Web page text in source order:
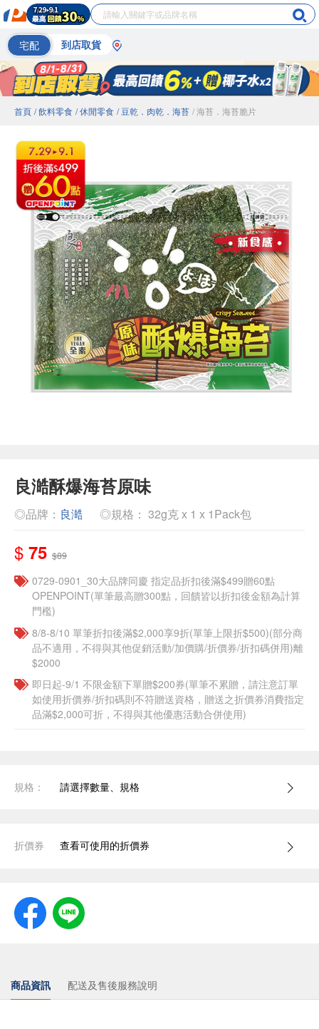
宅配 到店取貨
首頁 / 飲料零食 / 休閒零食 / 豆乾．肉乾．海苔 / 海苔．海苔脆片
良澔酥爆海苔原味
◎品牌： 良澔 ◎規格： 32g克 x 1 x 1Pack包
$ 75 $89
0729-0901_30大品牌同慶 指定品折扣後滿$499贈60點
OPENPOINT(單筆最高贈300點，回饋皆以折扣後金額為計算
門檻)
8/8-8/10 單筆折扣後滿$2,000享9折(單筆上限折$500)(部分商
品不適用，不得與其他促銷活動/加價購/折價券/折扣碼併用)離
$2000
即日起-9/1 不限金額下單贈$200券(單筆不累贈，請注意訂單
如使用折價券/折扣碼則不符贈送資格，贈送之折價券消費指定
品滿$2,000可折，不得與其他優惠活動合併使用)
規格： 請選擇數量、規格
折價券 查看可使用的折價券
商品資訊 配送及售後服務說明